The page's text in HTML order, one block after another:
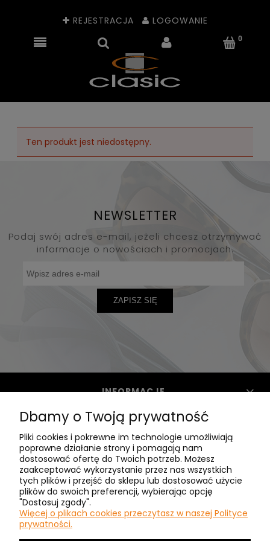
REJESTRACJA LOGOWANIE
Ten produkt jest niedostępny.
NEWSLETTER
Podaj swój adres e-mail, jeżeli chcesz otrzymywać
informacje o nowościach i promocjach.
ZAPISZ SIĘ
INFORMACJE
POMOC
CLASIC - O NAS
MASZ PYTANIA? ZADZWOŃ:
Dbamy o Twoją prywatność
Pliki cookies i pokrewne im technologie umożliwiają
poprawne działanie strony i pomagają nam
dostosować ofertę do Twoich potrzeb. Możesz
zaakceptować wykorzystanie przez nas wszystkich
tych plików i przejść do sklepu lub dostosować użycie
plików do swoich preferencji, wybierając opcję
"Dostosuj zgody".
Więcej o plikach cookies przeczytasz w naszej Polityce
prywatności.